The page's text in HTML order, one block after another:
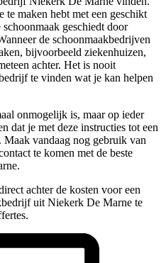
maken hebt met een geschikt
geschiedt door
de schoonmaakbedrijven
bijvoorbeeld ziekenhuizen,
achter. Het is nooit
te vinden wat je kan helpen
onmogelijk is, maar op ieder
dat je met deze instructies tot een
vandaag nog gebruik van
te komen met de beste
achter de kosten voor een
uit Niekerk De Marne te